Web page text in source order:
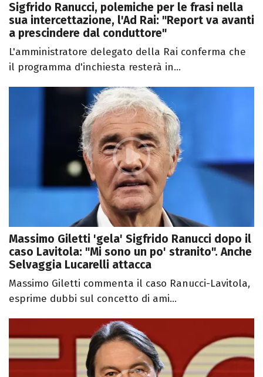
Sigfrido Ranucci, polemiche per le frasi nella
sua intercettazione, l'Ad Rai: "Report va avanti
a prescindere dal conduttore"
L'amministratore delegato della Rai conferma che
il programma d'inchiesta resterà in...
Massimo Giletti 'gela' Sigfrido Ranucci dopo il
caso Lavitola: "Mi sono un po' stranito". Anche
Selvaggia Lucarelli attacca
Massimo Giletti commenta il caso Ranucci-Lavitola,
esprime dubbi sul concetto di ami...